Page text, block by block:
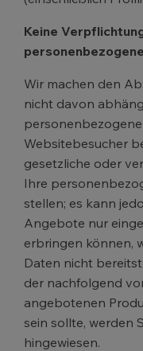
Keine
Wir machen den
nicht davon
Websitebesucher
gesetzliche oder
Ihre
stellen; es kann
Angebote nur
erbringen können,
Daten nicht
der nachfolgend
angebotenen
sein sollte, werden
hingewiesen.